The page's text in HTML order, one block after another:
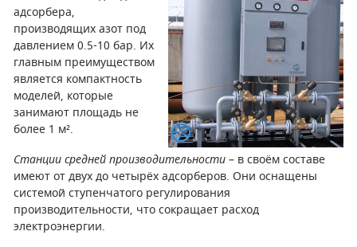
адсорбера,
производящих азот под
давлением 0.5-10 бар. Их
главным преимуществом
является компактность
моделей, которые
занимают площадь не
более 1 м².
Станции средней производительности – в своём составе
имеют от двух до четырёх адсорберов. Они оснащены
системой ступенчатого регулирования
производительности, что сокращает расход
электроэнергии.
ФИЛЬТРЫ ТОПЛИВНЫЕ
МОТОРНОЕ МАСЛО
РАДИАТОРЫ
ПОРШНЕВЫЕ БЛОКИ
ДЕТАЛИ ПОРШНЕВЫХ КОМПРЕССОРОВ